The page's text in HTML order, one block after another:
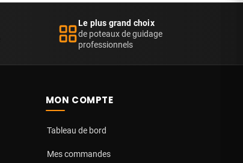
Le plus grand choix
de poteaux de guidage
professionnels
MON COMPTE
Tableau de bord
Mes commandes